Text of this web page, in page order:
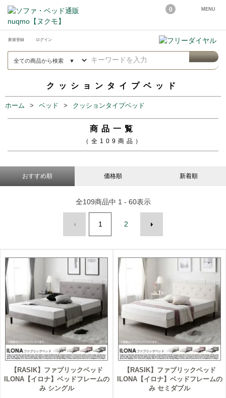
0 MENU
新規登録 ログイン
クッションタイプベッド
ホーム ベッド クッションタイプベッド
商品一覧
（全109商品）
おすすめ順 価格順 新着順
全109商品中 1 - 60表示
1 2
【RASIK】ファブリックベッド
ILONA【イロナ】ベッドフレームの
み シングル
【RASIK】ファブリックベッド
ILONA【イロナ】ベッドフレームの
み セミダブル